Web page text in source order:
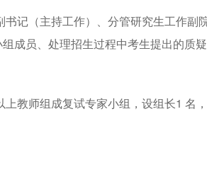
记（主持工作）、分管研究生工作副
成员、处理招生过程中考生提出的质疑
教师组成复试专家小组，设组长1 名